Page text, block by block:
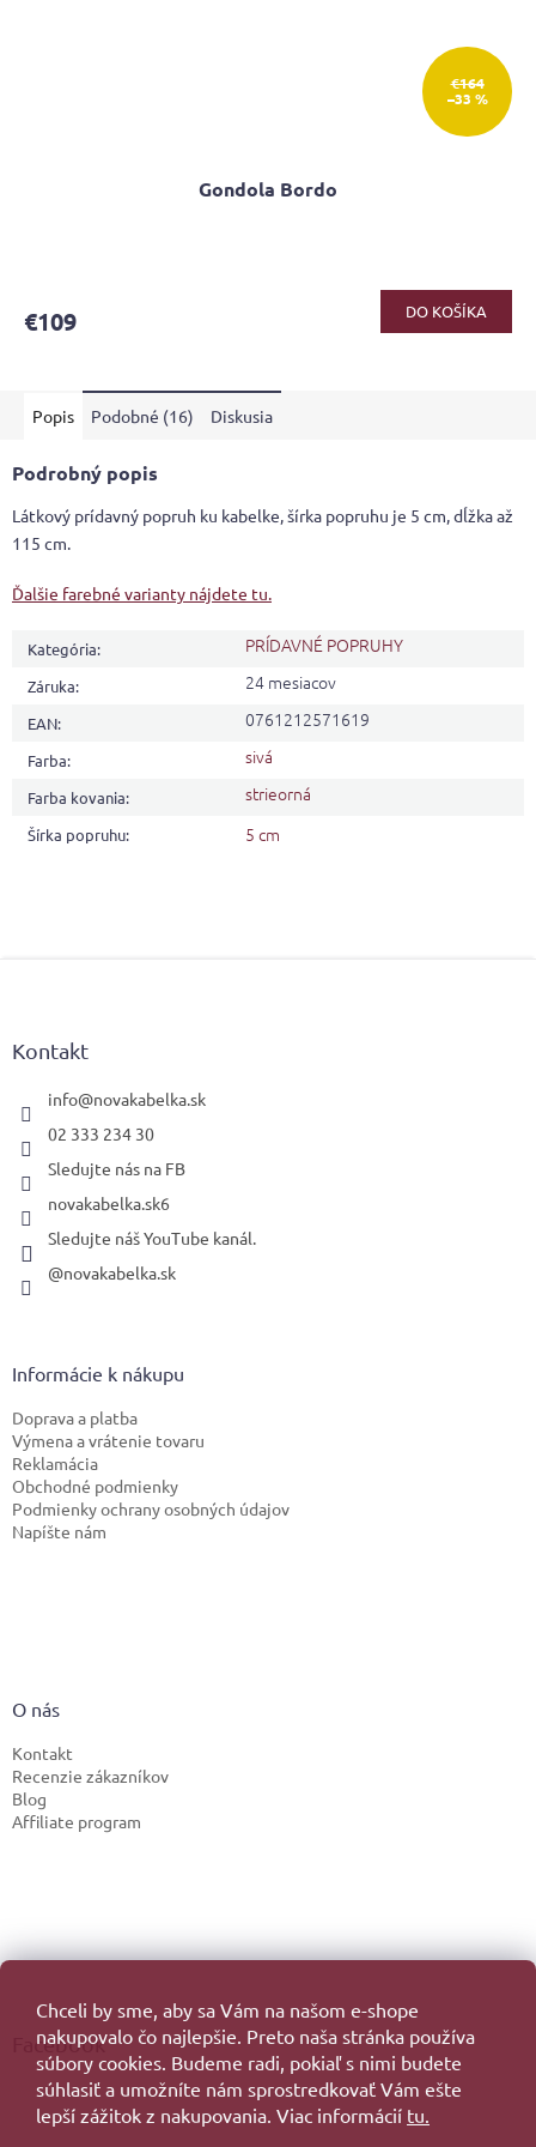
Chceli by sme, aby sa Vám na našom e-shope
nakupovalo čo najlepšie. Preto naša stránka používa
súbory cookies. Budeme radi, pokiaľ s nimi budete
súhlasiť a umožníte nám sprostredkovať Vám ešte
lepší zážitok z nakupovania. Viac informácií tu.
€164
–33 %
Gondola Bordo
€109 DO KOŠÍKA
Popis Podobné (16) Diskusia
Podrobný popis
Látkový prídavný popruh ku kabelke, šírka popruhu je 5 cm, dĺžka až
115 cm.
Ďalšie farebné varianty nájdete tu.
Kategória: PRÍDAVNÉ POPRUHY
Záruka: 24 mesiacov
EAN: 0761212571619
Farba: sivá
Farba kovania: strieorná
Šírka popruhu: 5 cm
Kontakt
info@novakabelka.sk
02 333 234 30
Sledujte nás na FB
novakabelka.sk6
Sledujte náš YouTube kanál.
@novakabelka.sk
Informácie k nákupu
Doprava a platba
Výmena a vrátenie tovaru
Reklamácia
Obchodné podmienky
Podmienky ochrany osobných údajov
Napíšte nám
O nás
Kontakt
Recenzie zákazníkov
Blog
Affiliate program
Facebook